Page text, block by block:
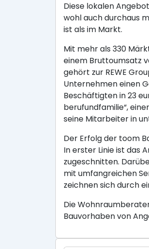
Diese lokalen
wohl auch durchaus
ist als im Markt.
Mit mehr als 330
einem Bruttoumsatz
gehört zur REWE
Unternehmen einen
Beschäftigten in 23
berufundfamilie“,
seine Mitarbeiter in
Der Erfolg der toom
In erster Linie ist das
zugeschnitten.
mit umfangreichen
zeichnen sich durch
Die
Bauvorhaben von